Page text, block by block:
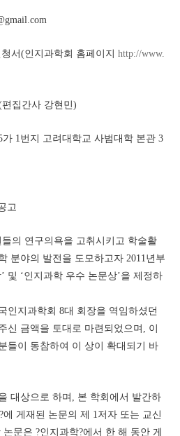
서(인지과학회 홈페이지 http://www.
편집간사 강현민)
1번지 고려대학교 사범대학 본관 3
고
의 연구의욕을 고취시키고 학술활
분야의 발전을 도모하고자 2011년부
및 ‘인지과학 우수 논문상’을 제정하
인지과학회 8대 회장을 역임하셨던
신 금액을 토대로 마련되었으며, 이
들이 동참하여 이 상이 확대되기 바
대상으로 하며, 본 학회에서 발간하
게재된 논문의 제 1저자 또는 교신
문은 ?인지과학?에서 한 해 동안 게